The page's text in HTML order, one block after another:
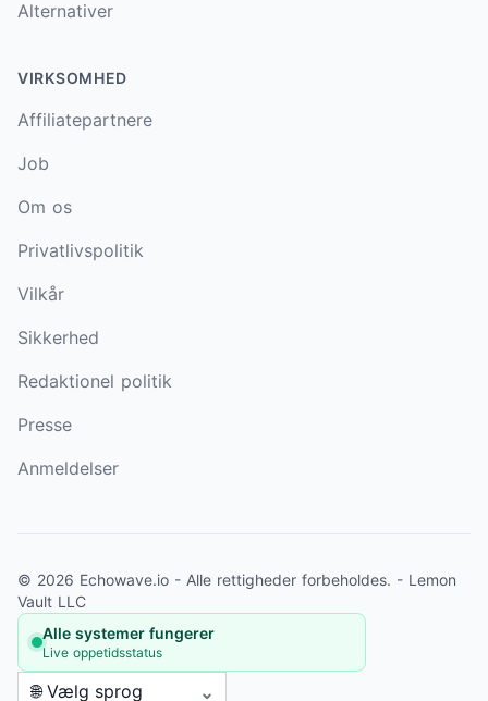
Alternativer
VIRKSOMHED
Affiliatepartnere
Job
Om os
Privatlivspolitik
Vilkår
Sikkerhed
Redaktionel politik
Presse
Anmeldelser
© 2026 Echowave.io - Alle rettigheder forbeholdes. - Lemon
Vault LLC
Alle systemer fungerer
Live oppetidsstatus
🌐 Vælg sprog